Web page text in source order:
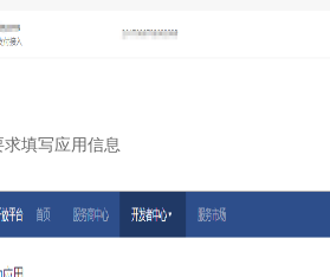
求填写应用信息